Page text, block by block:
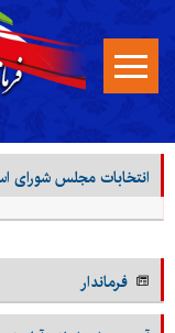
انتخابات مجلس شورای
فرماندار